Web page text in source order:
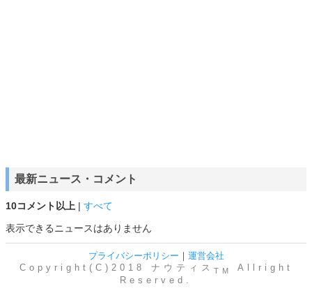
最新ニュース・コメント
10コメント以上 | すべて
表示できるニュースはありません
プライバシーポリシー ｜ 運営会社
Copyright(C)2018 ナウティス TM
Allright
Reserved.